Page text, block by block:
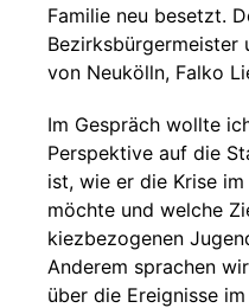
Familie neu besetzt.
Bezirksbürgermeister
von Neukölln, Falko
Im Gespräch wollte
Perspektive auf die
ist, wie er die Krise
möchte und welche
kiezbezogenen
Anderem sprachen
über die Ereignisse